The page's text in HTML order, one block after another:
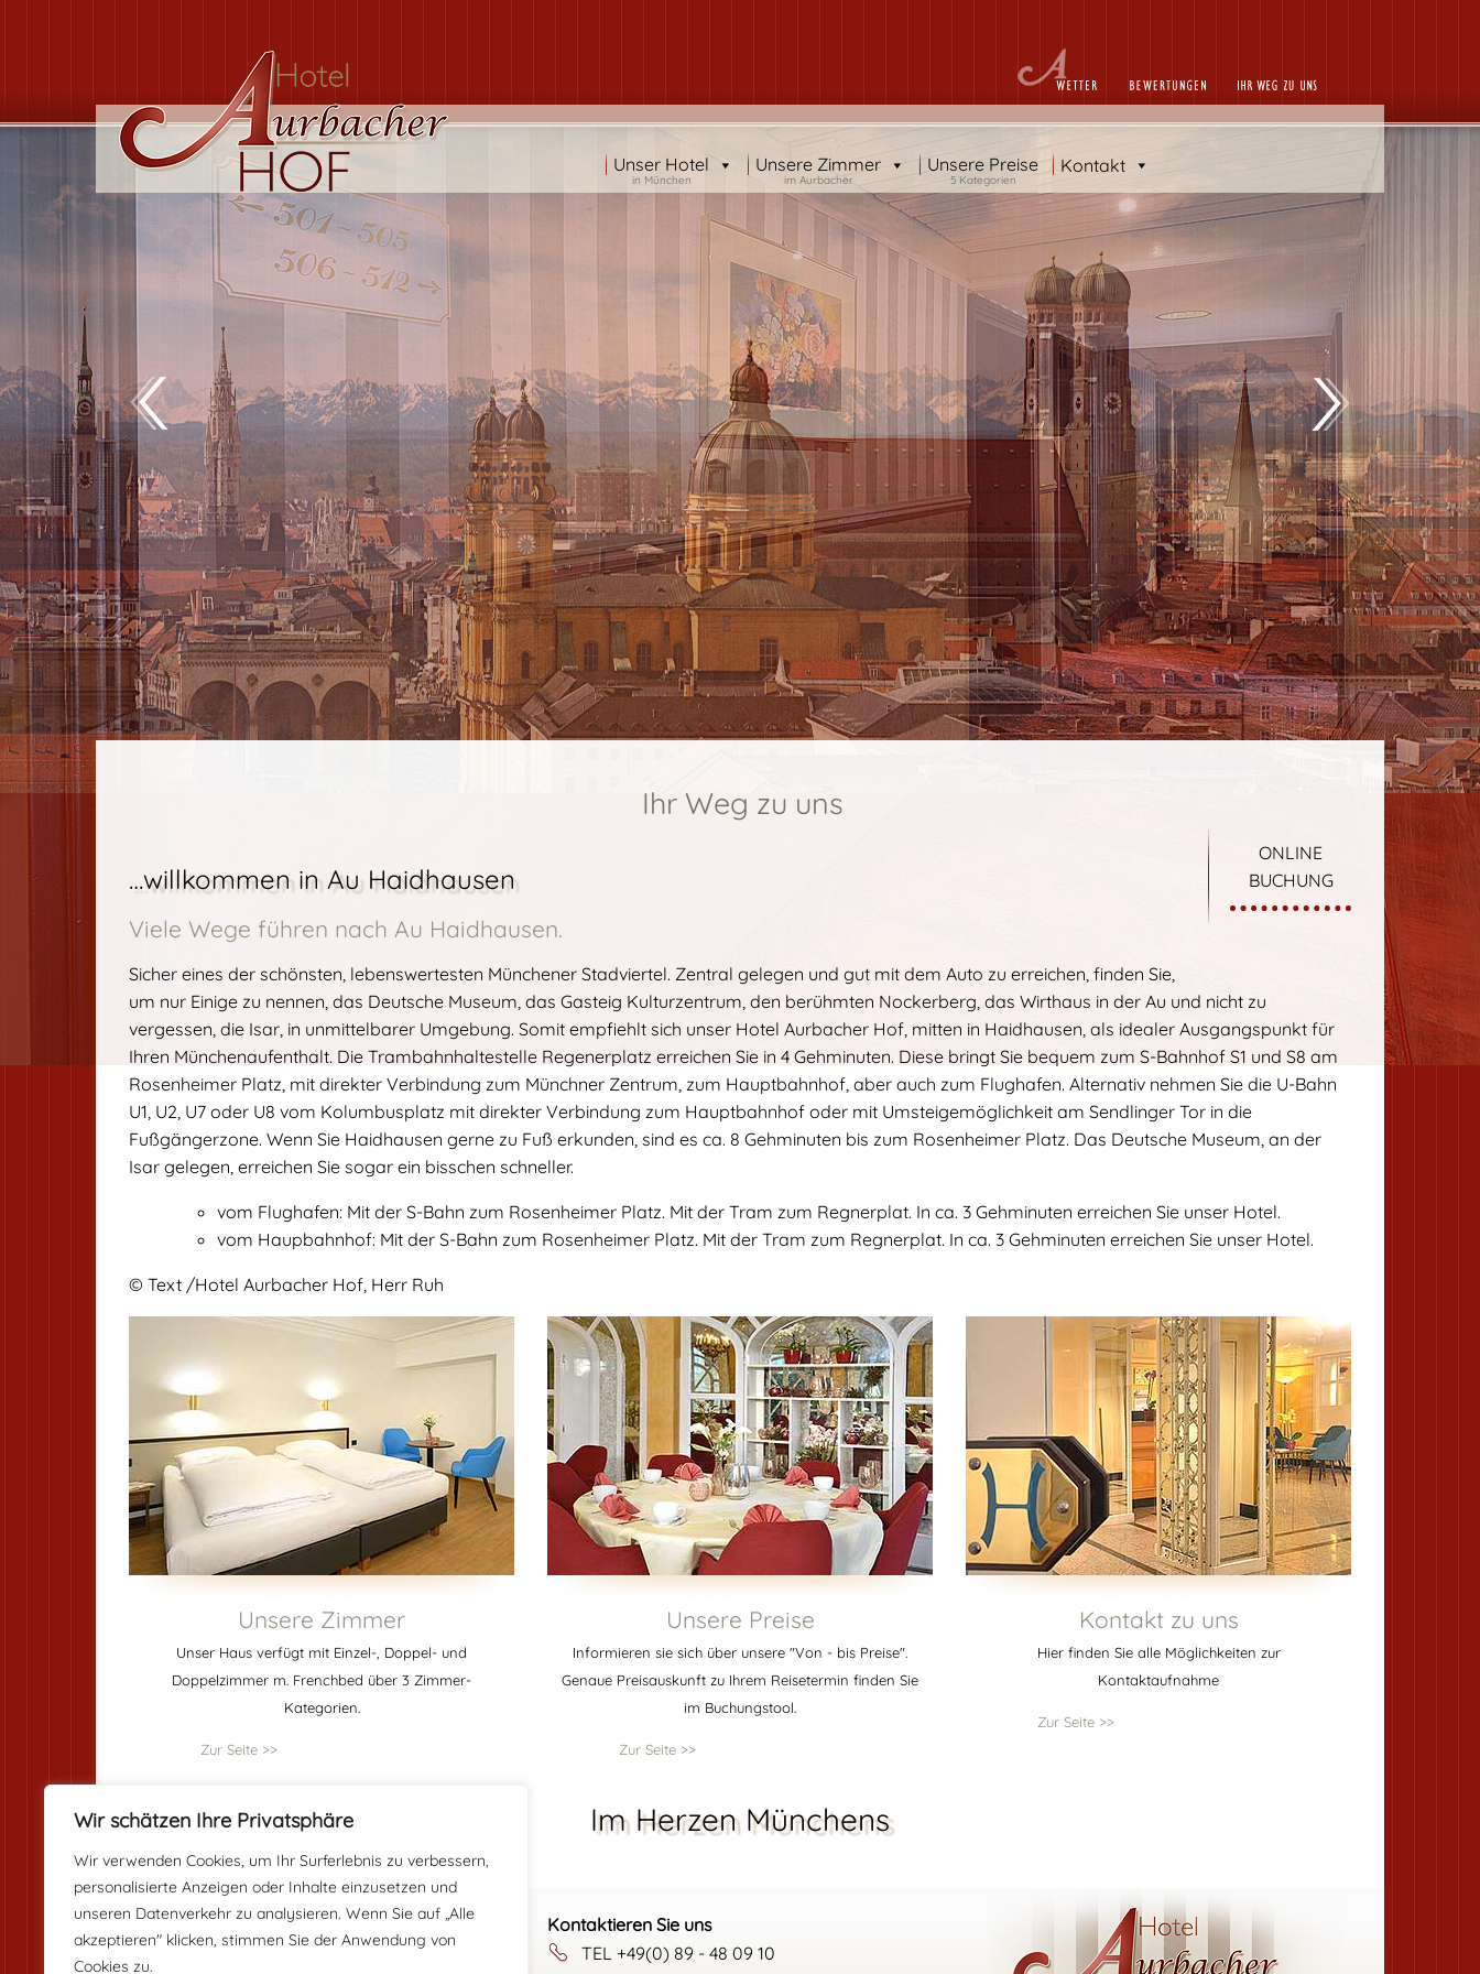
Wir schätzen Ihre Privatsphäre
Wir verwenden Cookies, um Ihr Surferlebnis zu verbessern,
personalisierte Anzeigen oder Inhalte einzusetzen und
unseren Datenverkehr zu analysieren. Wenn Sie auf „Alle
akzeptieren" klicken, stimmen Sie der Anwendung von
Cookies zu.
Unser Hotel
in München
Unsere Zimmer
im Aurbacher
Unsere Preise
5 Kategorien
Kontakt
ONLINE
BUCHUNG
Ihr Weg zu uns
…willkommen in Au Haidhausen
Viele Wege führen nach Au Haidhausen.
Sicher eines der schönsten, lebenswertesten Münchener Stadviertel. Zentral gelegen und gut mit dem Auto zu erreichen, finden Sie,
um nur Einige zu nennen, das Deutsche Museum, das Gasteig Kulturzentrum, den berühmten Nockerberg, das Wirthaus in der Au und nicht zu
vergessen, die Isar, in unmittelbarer Umgebung. Somit empfiehlt sich unser Hotel Aurbacher Hof, mitten in Haidhausen, als idealer Ausgangspunkt für
Ihren Münchenaufenthalt. Die Trambahnhaltestelle Regenerplatz erreichen Sie in 4 Gehminuten. Diese bringt Sie bequem zum S-Bahnhof S1 und S8 am
Rosenheimer Platz, mit direkter Verbindung zum Münchner Zentrum, zum Hauptbahnhof, aber auch zum Flughafen. Alternativ nehmen Sie die U-Bahn
U1, U2, U7 oder U8 vom Kolumbusplatz mit direkter Verbindung zum Hauptbahnhof oder mit Umsteigemöglichkeit am Sendlinger Tor in die
Fußgängerzone. Wenn Sie Haidhausen gerne zu Fuß erkunden, sind es ca. 8 Gehminuten bis zum Rosenheimer Platz. Das Deutsche Museum, an der
Isar gelegen, erreichen Sie sogar ein bisschen schneller.
vom Flughafen: Mit der S-Bahn zum Rosenheimer Platz. Mit der Tram zum Regnerplat. In ca. 3 Gehminuten erreichen Sie unser Hotel.
vom Haupbahnhof: Mit der S-Bahn zum Rosenheimer Platz. Mit der Tram zum Regnerplat. In ca. 3 Gehminuten erreichen Sie unser Hotel.
© Text /Hotel Aurbacher Hof, Herr Ruh
Unsere Zimmer
Unser Haus verfügt mit Einzel-, Doppel- und
Doppelzimmer m. Frenchbed über 3 Zimmer-
Kategorien.
Zur Seite >>
Unsere Preise
Informieren sie sich über unsere "Von - bis Preise".
Genaue Preisauskunft zu Ihrem Reisetermin finden Sie
im Buchungstool.
Zur Seite >>
Kontakt zu uns
Hier finden Sie alle Möglichkeiten zur
Kontaktaufnahme
Zur Seite >>
Im Herzen Münchens
Aurbacher Hof
Aurbacherstraße 5 - 81541 München
Kontaktieren Sie uns
TEL +49(0) 89 - 48 09 10